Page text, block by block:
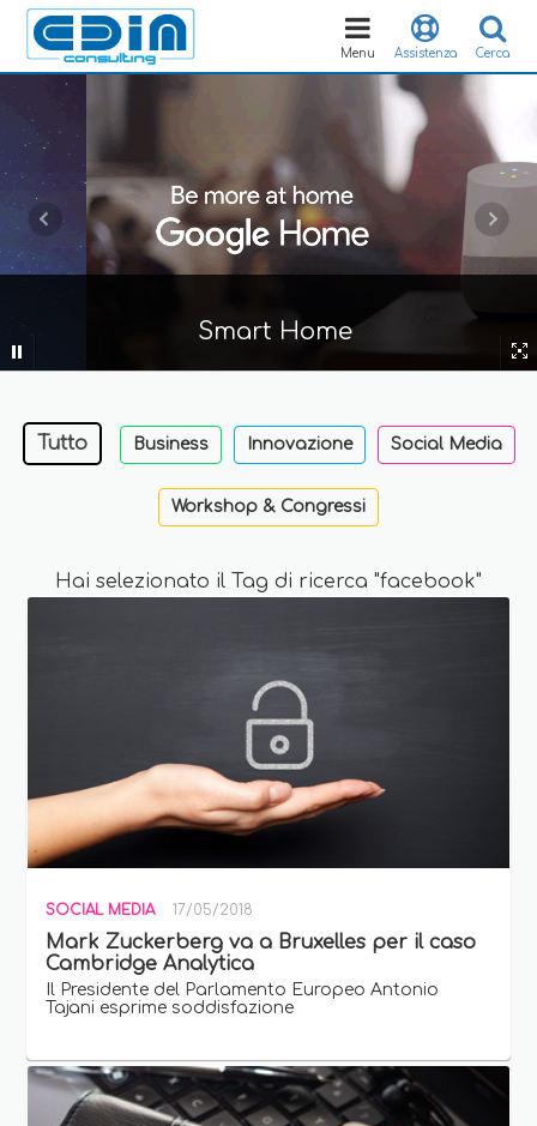
Cerca
Assistenza
Toggle
navigation
Menu
Smart Home
Tutto Business Innovazione Social Media
Workshop & Congressi
Hai selezionato il Tag di ricerca "facebook"
SOCIAL MEDIA 17/05/2018
Mark Zuckerberg va a Bruxelles per il caso
Cambridge Analytica
Il Presidente del Parlamento Europeo Antonio
Tajani esprime soddisfazione